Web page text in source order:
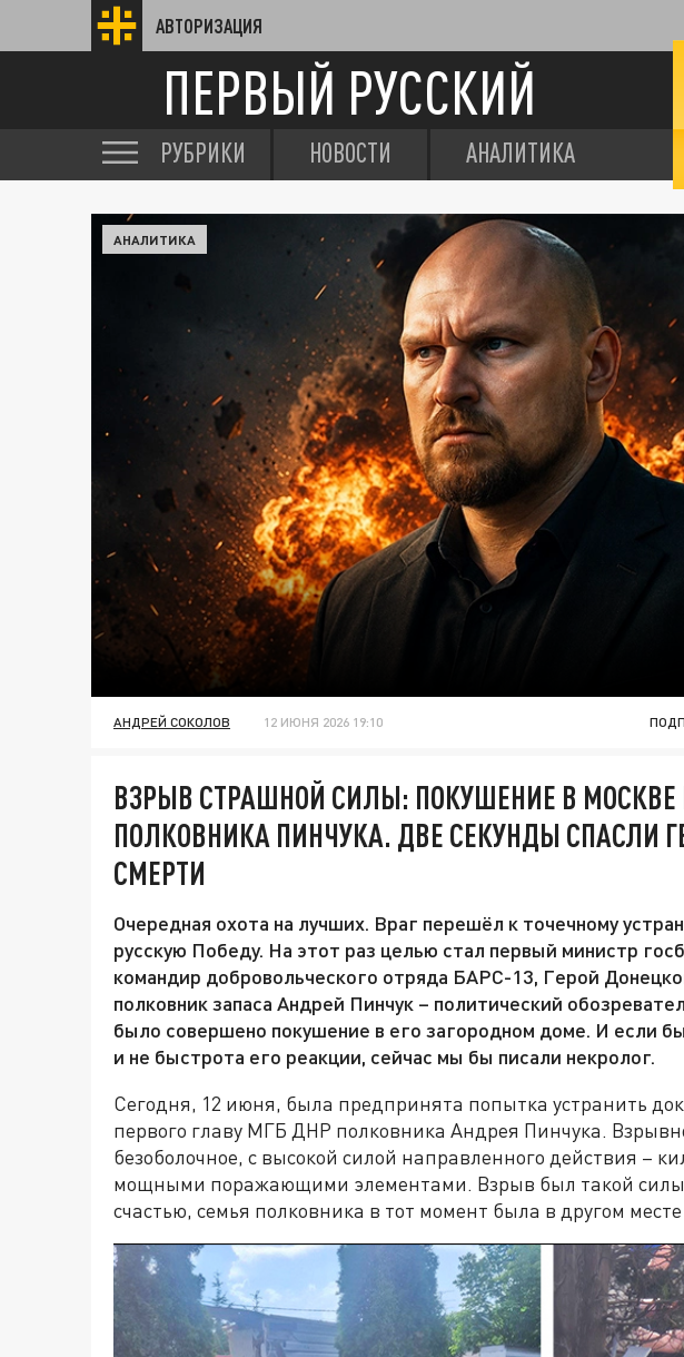
АВТОРИЗАЦИЯ
ПЕРВЫЙ РУССКИЙ
РУБРИКИ НОВОСТИ АНАЛИТИКА
АНАЛИТИКА
АНДРЕЙ СОКОЛОВ 12 ИЮНЯ 2026 19:10
ВЗРЫВ СТРАШНОЙ СИЛЫ: ПОКУШЕНИЕ В МОСКВЕ
ПОЛКОВНИКА ПИНЧУКА. ДВЕ СЕКУНДЫ СПАСЛИ
СМЕРТИ
Очередная охота на лучших. Враг перешёл к точечному
русскую Победу. На этот раз целью стал первый министр
командир добровольческого отряда БАРС-13, Герой
полковник запаса Андрей Пинчук – политический
было совершено покушение в его загородном доме. И если
и не быстрота его реакции, сейчас мы бы писали некролог.
Сегодня, 12 июня, была предпринята попытка устранить
первого главу МГБ ДНР полковника Андрея Пинчука.
безоболочное, с высокой силой направленного действия –
мощными поражающими элементами. Взрыв был такой силы,
счастью, семья полковника в тот момент была в другом